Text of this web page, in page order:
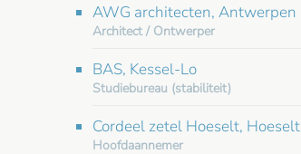
AWG architecten, Antwerpen
Architect / Ontwerper
BAS, Kessel-Lo
Studiebureau (stabiliteit)
Cordeel zetel Hoeselt, Hoeselt
Hoofdaannemer